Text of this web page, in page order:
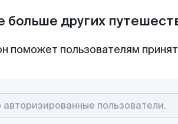
больше других
поможет пользователям